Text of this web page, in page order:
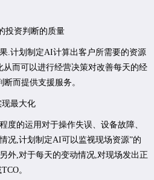
投资判断的质量
.计划制定AI计算出客户所需要的资源
而可以进行经营决策对改善每天的经
而提供支援服务。
最大化
度的运用对于操作失误、设备故障、
况,计划制定AI可以监视现场资源”的
外,对于每天的变动情况,对现场发出正
。